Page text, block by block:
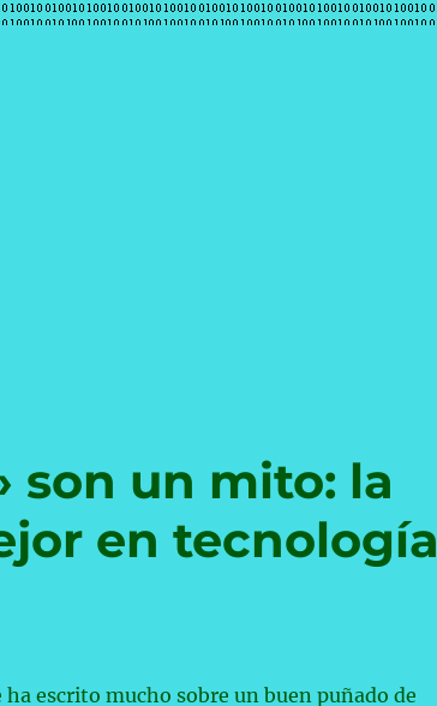
son un mito: la
en tecnología
escrito mucho sobre un buen puñado de